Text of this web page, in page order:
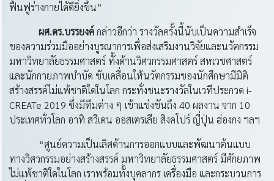
ฟื้นฟูร่างกายได้ดียิ่งขึ้น”
ผศ.ดร.บรรยงค์กล่าวอีกว่า รางวัลครั้งนี้นับเป็นความสำเร็จ
ของความร่วมมืออย่างบูรณาการเพื่อส่งเสริมงานวิจัยและนวัตกรรม
มหาวิทยาลัยธรรมศาสตร์ ทั้งด้านวิศวกรรมศาสตร์ สหเวชศาสตร์
และนักกายภาพบำบัด ขับเคลื่อนให้นวัตกรรมของนักศึกษามีมิติ
สร้างสรรค์ไม่แพ้ชาติใดในโลก กระทั่งชนะรางวัลในเวทีประกวด i-
CREATe 2019 ซึ่งมีทีมต่าง ๆ เข้าแข่งขันถึง 40 ผลงาน จาก 10
ประเทศทั่วโลก อาทิ สวีเดน ออสเตรเลีย สิงคโปร์ ญี่ปุ่น ฮ่องกง ฯลฯ
“ศูนย์ความเป็นเลิศด้านการออกแบบและพัฒนาต้นแบบ
ทางวิศวกรรมอย่างสร้างสรรค์ มหาวิทยาลัยธรรมศาสตร์ มีศักยภาพ
ไม่แพ้ชาติใดในโลก เราพร้อมทั้งบุคลากร เครื่องมือ และกระบวนการ